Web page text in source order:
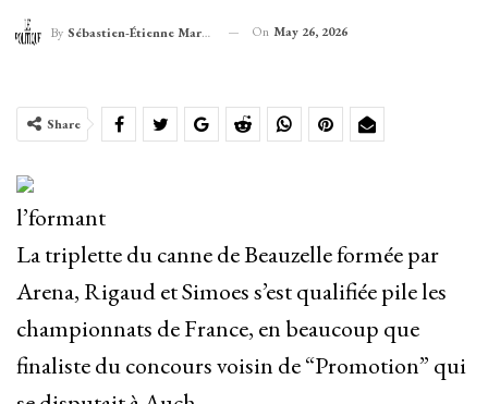
By Sébastien-Étienne Marechal On May 26, 2026
Share
l’formant
La triplette du canne de Beauzelle formée par
Arena, Rigaud et Simoes s’est qualifiée pile les
championnats de France, en beaucoup que
finaliste du concours voisin de “Promotion” qui